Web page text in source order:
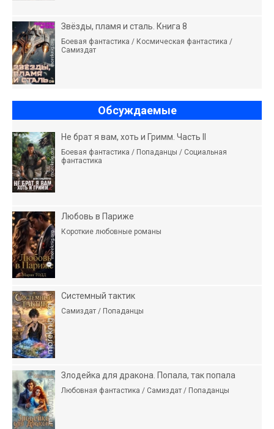
Звёзды, пламя и сталь. Книга 8
Боевая фантастика / Космическая фантастика /
Самиздат
Обсуждаемые
Не брат я вам, хоть и Гримм. Часть II
Боевая фантастика / Попаданцы / Социальная
фантастика
Любовь в Париже
Короткие любовные романы
Системный тактик
Самиздат / Попаданцы
Злодейка для дракона. Попала, так попала
Любовная фантастика / Самиздат / Попаданцы